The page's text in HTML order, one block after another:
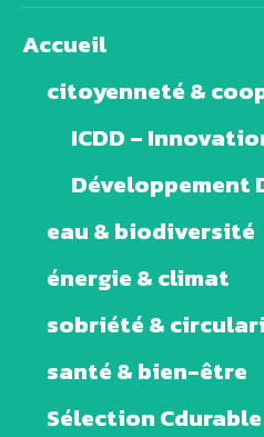
Accueil
citoyenneté &
ICDD –
Développement
eau & biodiversité
énergie & climat
sobriété &
santé & bien-être
Sélection Cdurable